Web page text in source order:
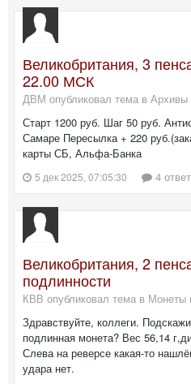
Великобритания, 3
22.00 МСК
ДВМ опубликовал тема в Архивы
Старт 1200 руб. Шаг 50 руб.
Самаре Пересылка + 220
карты СБ, Альфа-Банка
5 дек 2025, 07:05:30 4
Великобритания, 2
подлинности
КВВ опубликовал тема в Монеты
Здравствуйте, коллеги.
подлинная монета? Вес 56,14
Слева на реверсе какая-то
удара нет.